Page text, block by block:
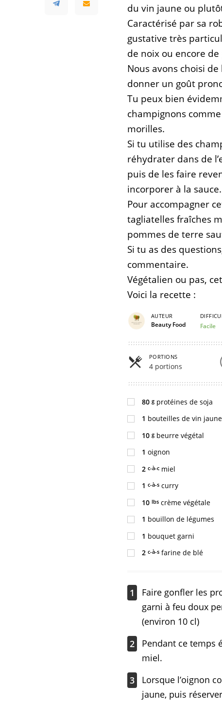
du vin jaune ou
Caractérisé par sa
gustative très
de noix ou encore de
Nous avons choisi
donner un goût
Tu peux bien
champignons
morilles.
Si tu utilise des
réhydrater dans de
puis de les faire
incorporer à la sauce.
Pour accompagner
tagliatelles fraîches
pommes de terre
Si tu as des
commentaire.
Végétalien ou pas,
Voici la recette :
AUTEUR
Beauty Food Facile
PORTIONS
4 portions
80 g protéines de soja
1 bouteilles de vin
10 g beurre végétal
1 oignon
2 c-à-c miel
1 c-à-s curry
10 lbs crème végétale
1 bouillon de légumes
1 bouquet garni
2 c-à-s farine de blé
1
Faire gonfler les
garni à feu doux
(environ 10 cl)
2
Pendant ce temps
miel.
3
Lorsque l’oignon
jaune, puis réserver